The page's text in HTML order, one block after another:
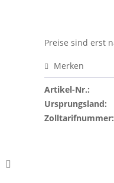
Preise sind erst
Merken
Artikel-Nr.:
Ursprungsland:
Zolltarifnummer: